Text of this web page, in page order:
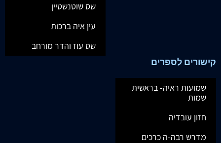
שס שוטנשטיין
עין איה ברכות
שס עוז והדר מורחב
קישורים לספרים
שמועות ראיה- בראשית
שמות
חזון עובדיה
מדרש רבה-ה כרכים